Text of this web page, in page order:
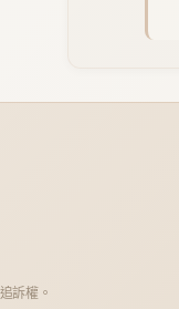
訴權。